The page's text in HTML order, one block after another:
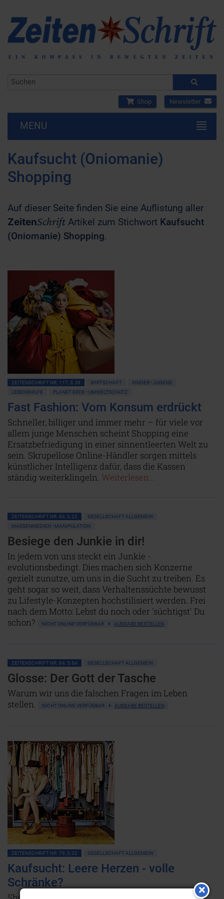
Shop Newsletter
MENU
Kaufsucht (Oniomanie)
Shopping
Auf dieser Seite finden Sie eine Auflistung aller
ZeitenSchrift Artikel zum Stichwort Kaufsucht
(Oniomanie) Shopping.
ZEITENSCHRIFT NR. 117, S.38 WIRTSCHAFT
KINDER • JUGEND
LEBENSHILFE
PLANET ERDE • UMWELTSCHUTZ
Fast Fashion: Vom Konsum erdrückt
Schneller, billiger und immer mehr – für viele vor
allem junge Menschen scheint Shopping eine
Ersatzbefriedigung in einer sinnentleerten Welt zu
sein. Skrupellose Online-Händler sorgen mittels
künstlicher Intelligenz dafür, dass die Kassen
ständig weiterklingeln. Weiterlesen...
ZEITENSCHRIFT NR. 84, S.22
GESELLSCHAFT ALLGEMEIN
MASSENMEDIEN • MANIPULATION
Besiege den Junkie in dir!
In jedem von uns steckt ein Junkie -
evolutionsbedingt. Dies machen sich Konzerne
gezielt zunutze, um uns in die Sucht zu treiben. Es
geht sogar so weit, dass Verhaltenssüchte bewusst
zu Lifestyle-Konzepten hochstilisiert werden. Frei
nach dem Motto: Lebst du noch oder 'süchtigst' Du
schon?
NICHT ONLINE VERFÜGBAR AUSGABE BESTELLEN
ZEITENSCHRIFT NR. 84, S.64 GESELLSCHAFT ALLGEMEIN
Glosse: Der Gott der Tasche
Warum wir uns die falschen Fragen im Leben
stellen.
NICHT ONLINE VERFÜGBAR AUSGABE BESTELLEN
ZEITENSCHRIFT NR. 79, S.22 GESELLSCHAFT ALLGEMEIN
Kaufsucht: Leere Herzen - volle
Schränke?